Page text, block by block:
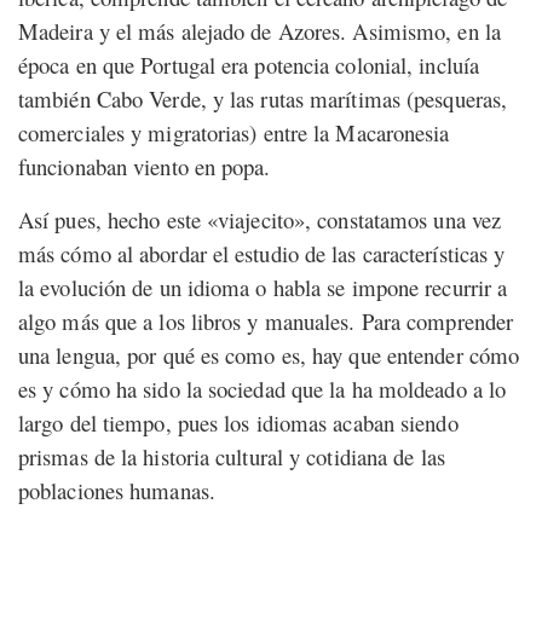
Madeira y el más alejado de Azores. Asimismo, en la
época en que Portugal era potencia colonial, incluía
también Cabo Verde, y las rutas marítimas (pesqueras,
comerciales y migratorias) entre la Macaronesia
funcionaban viento en popa.
Así pues, hecho este «viajecito», constatamos una vez
más cómo al abordar el estudio de las características y
la evolución de un idioma o habla se impone recurrir a
algo más que a los libros y manuales. Para comprender
una lengua, por qué es como es, hay que entender cómo
es y cómo ha sido la sociedad que la ha moldeado a lo
largo del tiempo, pues los idiomas acaban siendo
prismas de la historia cultural y cotidiana de las
poblaciones humanas.